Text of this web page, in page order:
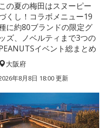
この夏の梅田はスヌーピー
くし！コラボメニュー19
に約80ブランドの限定グ
ッズ、ノベルティまで3つの
イベント総まとめ
大阪府
年8月8日 18:00更新